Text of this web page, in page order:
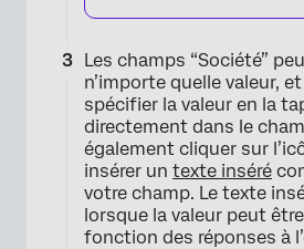
Les champs “Société”
n’importe quelle valeur,
spécifier la valeur en la
directement dans le
également cliquer sur
insérer un texte inséré
votre champ. Le texte
lorsque la valeur peut
fonction des réponses à